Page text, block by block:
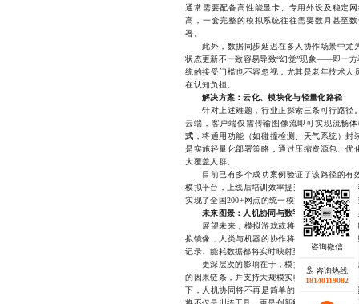
通常需要配备高性能显卡、专用外设及稳定
高，一套完整的模拟系统往往需要数月甚至
署。
此外，数据同步延迟在多人协作场景中尤
状态更新不一致容易导致“幻觉”现象——即一
统的接受门槛也不容忽视，尤其是老年技术
在认知负担。
解决方案：云化、模块化与轻量化路径
针对上述难题，行业正探索三条可行路径
云端，客户端仅需传输图像流即可实现流畅
式 ，将通用功能（如碰撞检测、天气系统）
是实施轻量化部署策略，通过压缩资源包、
大覆盖人群。
目前已有多个成功案例验证了该路径的有
模拟平台，上线后培训效率提升40%，且支持
实现了全国200+网点的统一模拟训练管理，运
未来图景：人机协同与数字孪生生态的崛起
展望未来，模拟游戏或将催生全新的数字
拟镜像，人类与机器的协作将进入深度融合
记录、能耗数据都将实时映射至其数字孪生体
更深层次的影响在于，模拟游戏正在重塑我
的因果链条，并支持大规模实验与推演，它便
下，人机协同将不再是简单的控制与执行，
咨询热线
18140119082